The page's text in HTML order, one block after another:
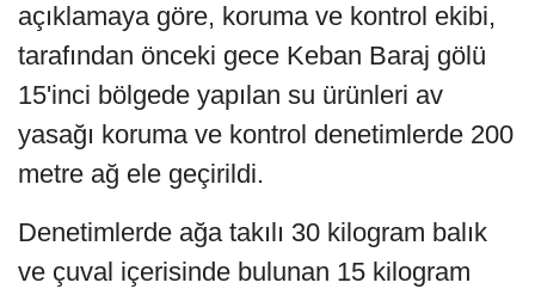
açıklamaya göre, koruma ve kontrol ekibi,
tarafından önceki gece Keban Baraj gölü
15'inci bölgede yapılan su ürünleri av
yasağı koruma ve kontrol denetimlerde 200
metre ağ ele geçirildi.
Denetimlerde ağa takılı 30 kilogram balık
ve çuval içerisinde bulunan 15 kilogram